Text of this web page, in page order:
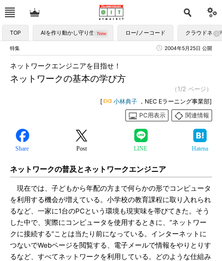
TOP AIを作り動かし守り生かす ロー/ノーコード クラウドネイ
特集 2004年5月25日 公開
ネットワークの基本の学び方
ネットワークエンジニアを目指せ！
（1/2 ページ）
[
小林典子 ，NEC Eラーニング事業部]
PC用表示
関連情報
Share Post LINE Hatena
ネットワークの普及とネットワークエンジニア
現在では、子どもから年配の方まで何らかの形でコンピュータ
を利用する機会が増えている。小学校の教育課程に取り入れられ
るなど、一家に1台のPCという環境も現実味を帯びてきた。そう
した中で、実際にコンピュータを使用するときに、“ネットワー
クに接続する”ことは当たり前になっている。インターネットに
つないでWebページを閲覧する、電子メールで情報をやりとりす
るなど、すべてネットワークを利用している。どのような仕組み